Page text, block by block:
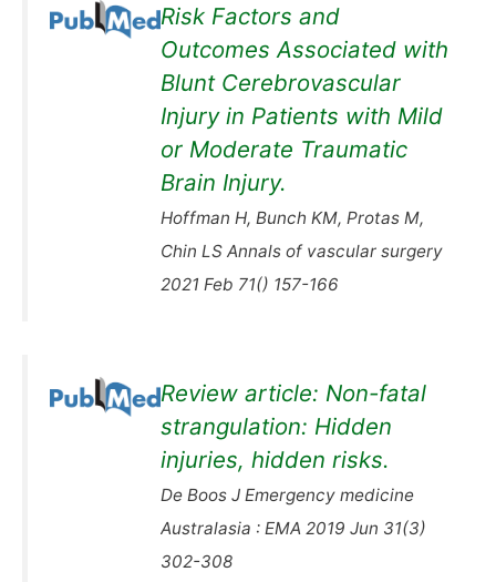
Risk Factors and
Outcomes Associated with
Blunt Cerebrovascular
Injury in Patients with Mild
or Moderate Traumatic
Brain Injury.
Hoffman H, Bunch KM, Protas M,
Chin LS Annals of vascular surgery
2021 Feb 71() 157-166
Review article: Non-fatal
strangulation: Hidden
injuries, hidden risks.
De Boos J Emergency medicine
Australasia : EMA 2019 Jun 31(3)
302-308